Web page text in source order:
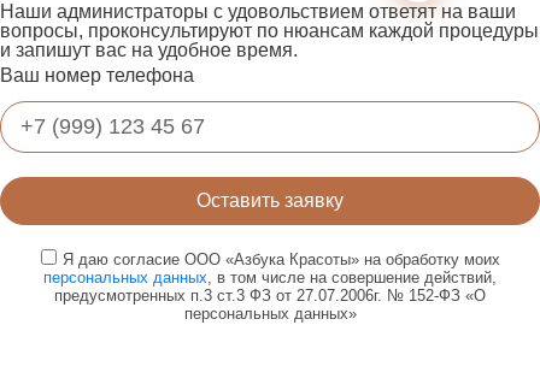
Наши администраторы с удовольствием ответят на ваши
вопросы, проконсультируют по нюансам каждой процедуры
и запишут вас на удобное время.
Ваш номер телефона
Оставить заявку
Я даю согласие ООО «Азбука Красоты» на обработку моих
персональных данных, в том числе на совершение действий,
предусмотренных п.3 ст.3 ФЗ от 27.07.2006г. № 152-ФЗ «О
персональных данных»